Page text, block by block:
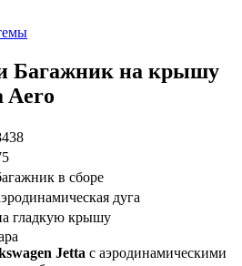
Багажник на крышу
Aero
в сборе
дуга
гладкую крышу
Jetta с аэродинамическими